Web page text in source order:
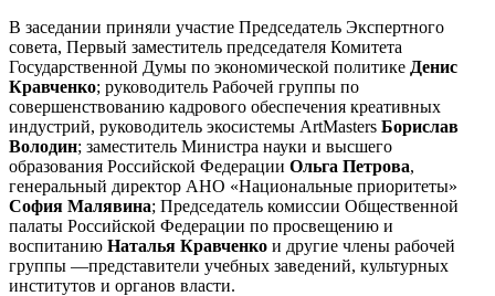
В заседании приняли участие Председатель Экспертного
совета, Первый заместитель председателя Комитета
Государственной Думы по экономической политике Денис
Кравченко; руководитель Рабочей группы по
совершенствованию кадрового обеспечения креативных
индустрий, руководитель экосистемы ArtMasters Борислав
Володин; заместитель Министра науки и высшего
образования Российской Федерации Ольга Петрова,
генеральный директор АНО «Национальные приоритеты»
София Малявина; Председатель комиссии Общественной
палаты Российской Федерации по просвещению и
воспитанию Наталья Кравченко и другие члены рабочей
группы —представители учебных заведений, культурных
институтов и органов власти.